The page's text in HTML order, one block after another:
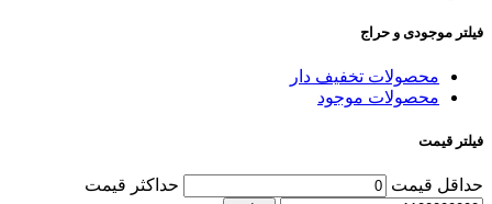
فیلتر موجودی و حراج
محصولات تخفیف دار
محصولات موجود
فیلتر قیمت
حداقل قیمت حداكثر قيمت